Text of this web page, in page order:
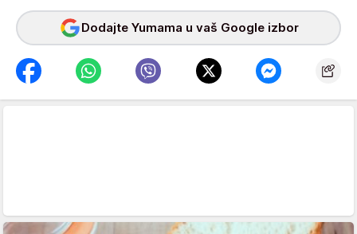
Dodajte Yumama u vaš Google izbor